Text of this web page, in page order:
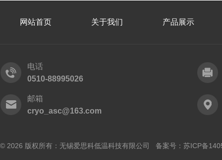
网站首页 关于我们 产品展示
电话
0510-88995026
邮箱
cryo_asc@163.com
© 2026 版权所有：无锡爱思科低温科技有限公司 备案号： 苏ICP备